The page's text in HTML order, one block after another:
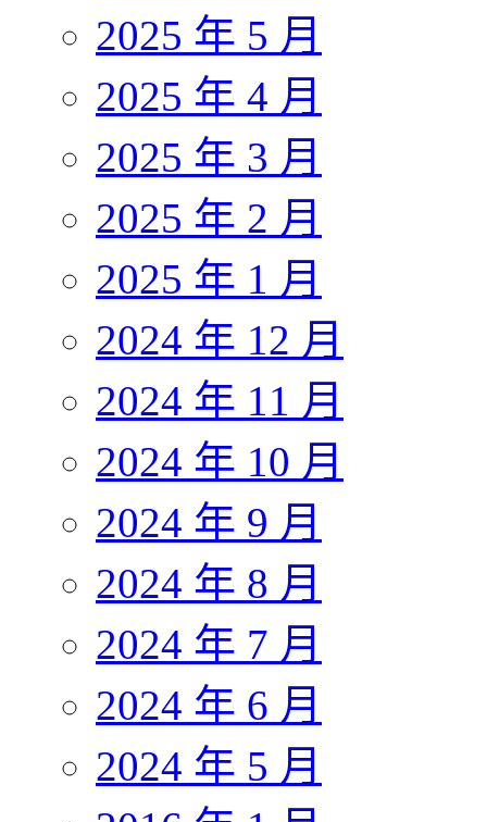
2025 年 5 月
2025 年 4 月
2025 年 3 月
2025 年 2 月
2025 年 1 月
2024 年 12 月
2024 年 11 月
2024 年 10 月
2024 年 9 月
2024 年 8 月
2024 年 7 月
2024 年 6 月
2024 年 5 月